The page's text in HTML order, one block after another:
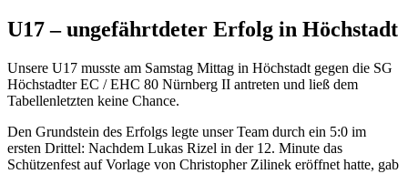
U17 – ungefährtdeter Erfolg in Höchstadt
Unsere U17 musste am Samstag Mittag in Höchstadt gegen die SG
Höchstadter EC / EHC 80 Nürnberg II antreten und ließ dem
Tabellenletzten keine Chance.
Den Grundstein des Erfolgs legte unser Team durch ein 5:0 im
ersten Drittel: Nachdem Lukas Rizel in der 12. Minute das
Schützenfest auf Vorlage von Christopher Zilinek eröffnet hatte, gab